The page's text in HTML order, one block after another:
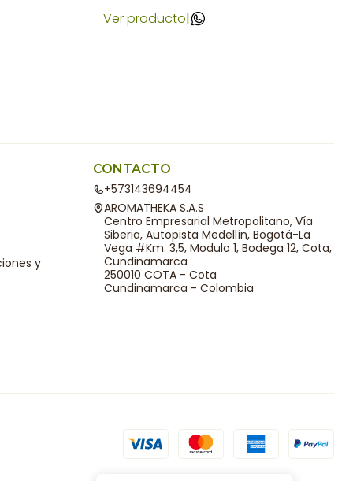
Ver producto|
y
CONTACTO
+573143694454
AROMATHEKA S.A.S
Centro Empresarial Metropolitano, Vía
Siberia, Autopista Medellín, Bogotá-La
Vega #Km. 3,5, Modulo 1, Bodega 12, Cota,
Cundinamarca
250010 COTA - Cota
Cundinamarca - Colombia